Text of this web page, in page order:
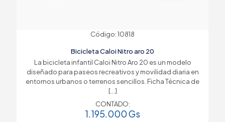
Código: 10818
Bicicleta Caloi Nitro aro 20
La bicicleta infantil Caloi Nitro Aro 20 es un modelo
diseñado para paseos recreativos y movilidad diaria en
entornos urbanos o terrenos sencillos. Ficha Técnica de
[…]
CONTADO:
1.195.000Gs